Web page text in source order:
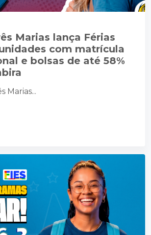
Marias lança Férias
com matrícula
e bolsas de até 58%
Marias...